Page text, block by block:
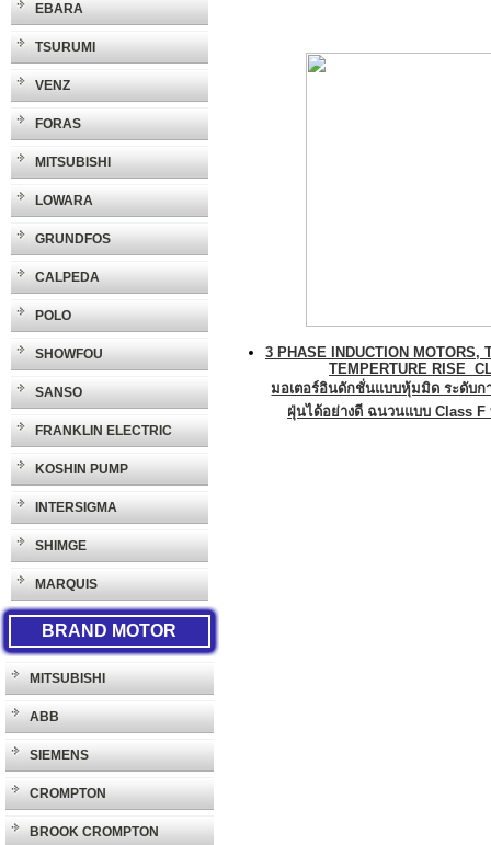
EBARA
TSURUMI
VENZ
FORAS
MITSUBISHI
LOWARA
GRUNDFOS
CALPEDA
POLO
SHOWFOU
SANSO
FRANKLIN ELECTRIC
KOSHIN PUMP
INTERSIGMA
SHIMGE
MARQUIS
BRAND MOTOR
MITSUBISHI
ABB
SIEMENS
CROMPTON
BROOK CROMPTON
3 PHASE INDUCTION MOTORS,
TEMPERTURE RISE
มอเตอร์อินดักชั่นแบบหุ้มมิด ระดับก
ฝุ่นได้อย่างดี ฉนวนแบบ Class